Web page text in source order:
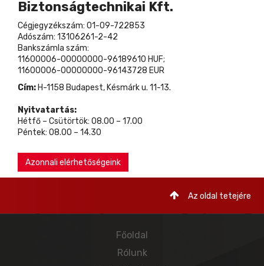
Biztonságtechnikai Kft.
Cégjegyzékszám: 01-09-722853
Adószám: 13106261-2-42
Bankszámla szám:
11600006-00000000-96189610 HUF;
11600006-00000000-96143728 EUR
Cím: H-1158 Budapest, Késmárk u. 11-13.
Nyitvatartás:
Hétfő – Csütörtök: 08.00 – 17.00
Péntek: 08.00 – 14.30
Azonnali elérhetőségeink
Az oldal tetejére
Főoldal
Rólunk